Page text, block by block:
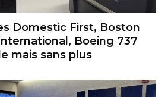
Domestic First, Boston
Boeing 737
mais sans plus